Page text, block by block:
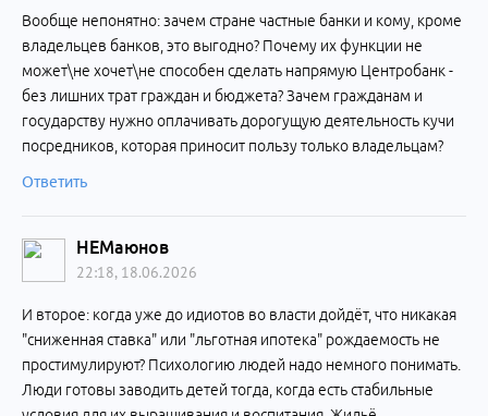
Вообще непонятно: зачем стране частные банки и кому, кроме
владельцев банков, это выгодно? Почему их функции не
может\не хочет\не способен сделать напрямую Центробанк -
без лишних трат граждан и бюджета? Зачем гражданам и
государству нужно оплачивать дорогущую деятельность кучи
посредников, которая приносит пользу только владельцам?
Ответить
НЕМаюнов
22:18, 18.06.2026
И второе: когда уже до идиотов во власти дойдёт, что никакая
"сниженная ставка" или "льготная ипотека" рождаемость не
простимулируют? Психологию людей надо немного понимать.
Люди готовы заводить детей тогда, когда есть стабильные